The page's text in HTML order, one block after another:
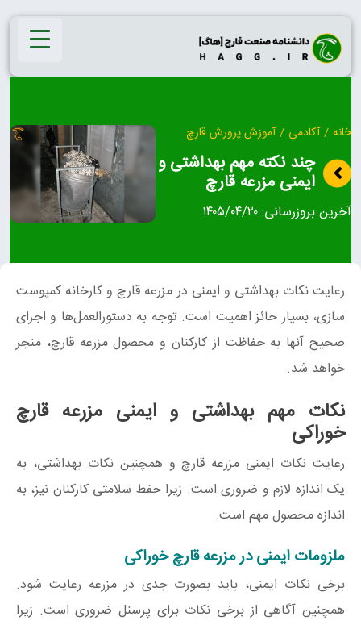
Skip
content
خانه / آکادمی / آموزش پرورش قارچ
چند نکته مهم بهداشتی و
ایمنی مزرعه قارچ
آخرین بروزرسانی:۱۴۰۵/۰۴/۲۰
رعایت نکات بهداشتی و ایمنی در مزرعه قارچ و کارخانه کمپوست
سازی، بسیار حائز اهمیت است. توجه به دستورالعمل‌ها و اجرای
صحیح آنها به حفاظت از کارکنان و محصول مزرعه قارچ، منجر
خواهد شد.
نکات مهم بهداشتی و ایمنی مزرعه قارچ
خوراکی
رعایت نکات ایمنی مزرعه قارچ و همچنین نکات بهداشتی، به
یک اندازه لازم و ضروری است. زیرا حفظ سلامتی کارکنان نیز، به
اندازه محصول مهم است.
ملزومات ایمنی در مزرعه قارچ خوراکی
برخی نکات ایمنی، باید بصورت جدی در مزرعه رعایت شود.
همچنین آگاهی از برخی نکات برای پرسنل ضروری است. زیرا